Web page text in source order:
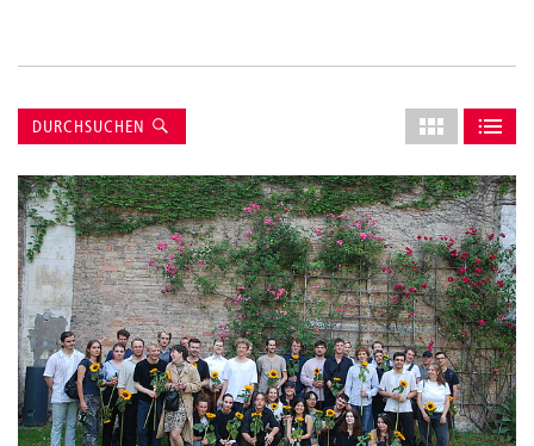
Suche
DURCHSUCHEN
Layout
des
Grids
anpassen
ALS GRIDALS